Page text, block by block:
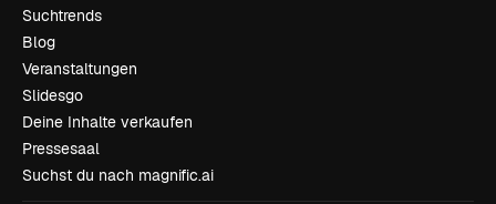
Suchtrends
Blog
Veranstaltungen
Slidesgo
Deine Inhalte verkaufen
Pressesaal
Suchst du nach magnific.ai